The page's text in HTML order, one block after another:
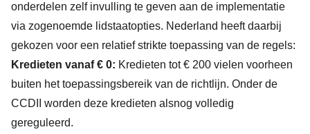
onderdelen zelf invulling te geven aan de implementatie
via zogenoemde lidstaatopties. Nederland heeft daarbij
gekozen voor een relatief strikte toepassing van de regels:
Kredieten vanaf € 0: Kredieten tot € 200 vielen voorheen
buiten het toepassingsbereik van de richtlijn. Onder de
CCDII worden deze kredieten alsnog volledig
gereguleerd.